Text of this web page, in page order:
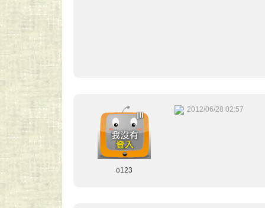
o123
2012/06/28 02:57